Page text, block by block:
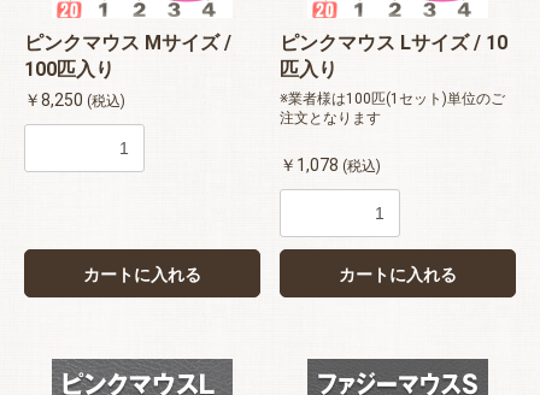
ピンクマウス Mサイズ /
100匹入り
￥8,250 (税込)
カートに入れる
ピンクマウス Lサイズ / 10
匹入り
※業者様は100匹(1セット)単位のご
注文となります
￥1,078 (税込)
カートに入れる